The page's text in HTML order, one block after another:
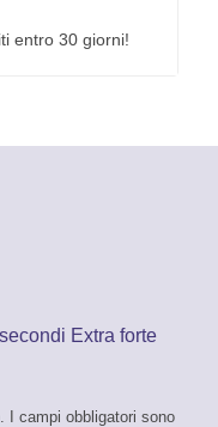
entro 30 giorni!
Extra forte
I campi obbligatori sono